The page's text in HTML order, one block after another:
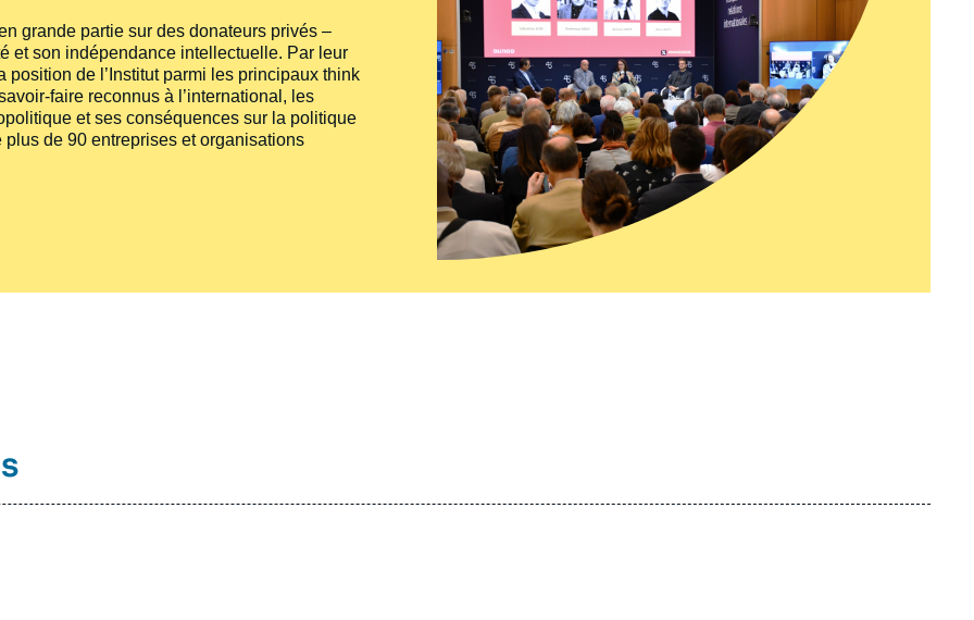
grande partie sur des donateurs privés –
et son indépendance intellectuelle. Par leur
de l’Institut parmi les principaux think
faire reconnus à l’international, les
et ses conséquences sur la politique
plus de 90 entreprises et organisations